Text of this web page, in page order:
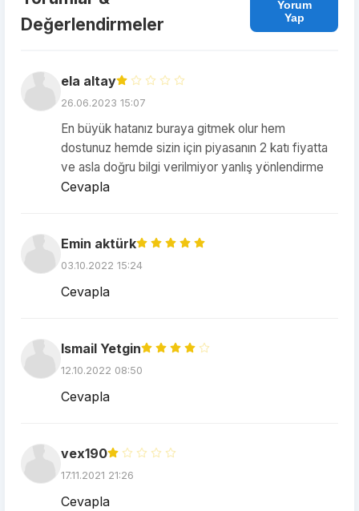
Değerlendirmeler
Yorum
Yap
ela altay
26.06.2023 15:07
En büyük hatanız buraya gitmek olur hem
dostunuz hemde sizin için piyasanın 2 katı fiyatta
ve asla doğru bilgi verilmiyor yanlış yönlendirme
Cevapla
Emin aktürk
03.10.2022 15:24
Cevapla
Ismail Yetgin
12.10.2022 08:50
Cevapla
vex190
17.11.2021 21:26
Cevapla